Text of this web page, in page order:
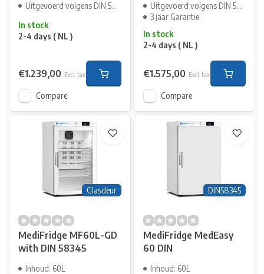
Uitgevoerd volgens DIN 58345
In stock
2-4 days ( NL )
€1.239,00 Excl. tax
Compare
Uitgevoerd volgens DIN 58345
3 jaar Garantie
In stock
2-4 days ( NL )
€1.575,00 Excl. tax
Compare
Glasdeur
MediFridge MF60L-GD
with DIN 58345
Inhoud: 60L
DIN58345
MediFridge MedEasy
60 DIN
Inhoud: 60L